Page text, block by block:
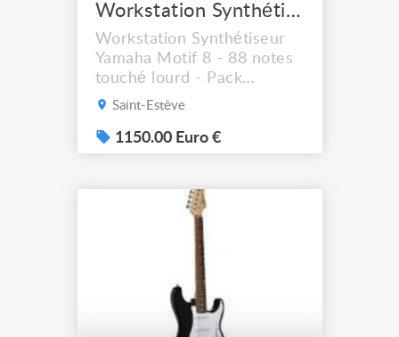
Workstation Synthétiseur Yamaha Motif 8 - 88 notes touché lourd - Pack complet
Workstation Synthétiseur
Yamaha Motif 8 - 88 notes
touché lourd - Pack
complet Clavier
stand de salon + carte
mémoire 64MB + pédale
Super état comme neuf ! Le
motif 8 est ce que Yamaha
appelle une workstation ISS
(integrated sampling
sequencer), c'...
Saint-Estève
1150.00 Euro €